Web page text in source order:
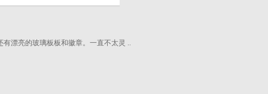
漂亮的玻璃板板和徽章。一直不太灵 ..